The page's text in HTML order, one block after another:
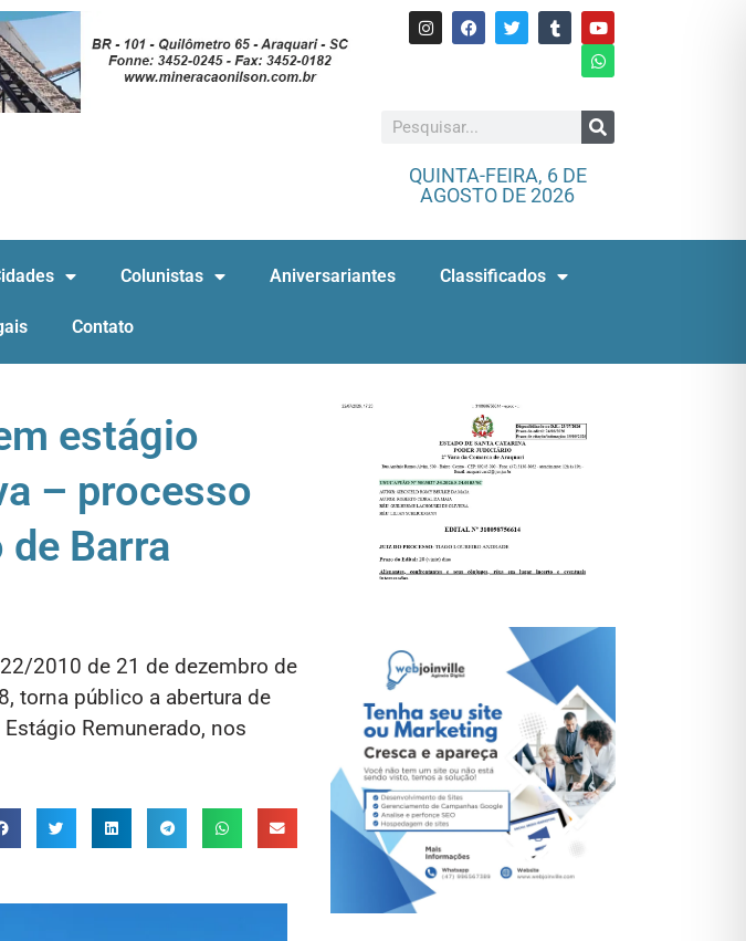
QUINTA-FEIRA, 6 DE
AGOSTO DE 2026
Colunistas Aniversariantes Classificados
Contato
estágio
– processo
Barra
2010 de 21 de dezembro de
torna público a abertura de
Remunerado, nos